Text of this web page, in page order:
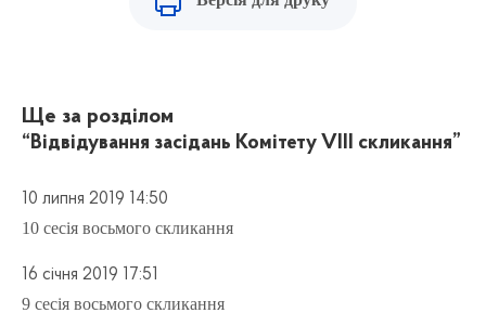
Ще за розділом
“Відвідування засідань Комітету VIII скликання”
10 липня 2019 14:50
10 сесія восьмого скликання
16 січня 2019 17:51
9 сесія восьмого скликання